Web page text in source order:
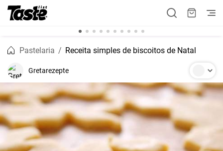
Pastelaria Receita simples de biscoitos de Natal
Gretarezepte